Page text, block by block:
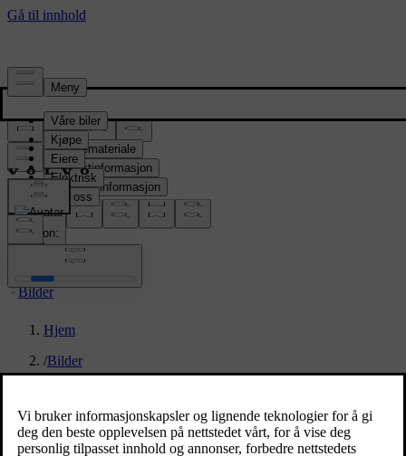
Presserom
Pressemateriale
Produktinformasjon
Selskapsinformasjon
Mediekontakter
location:
NO
Bilder
Hjem
/Bilder